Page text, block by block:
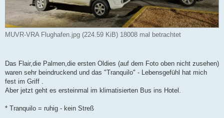
MUVR-VRA Flughafen.jpg (224.59 KiB) 18008 mal betrachtet
Das Flair,die Palmen,die ersten Oldies (auf dem Foto oben nicht zusehen)
waren sehr beindruckend und das "Tranquilo" - Lebensgefühl hat mich
fest im Griff .
Aber jetzt geht es ersteinmal im klimatisierten Bus ins Hotel.
* Tranquilo = ruhig - kein Streß